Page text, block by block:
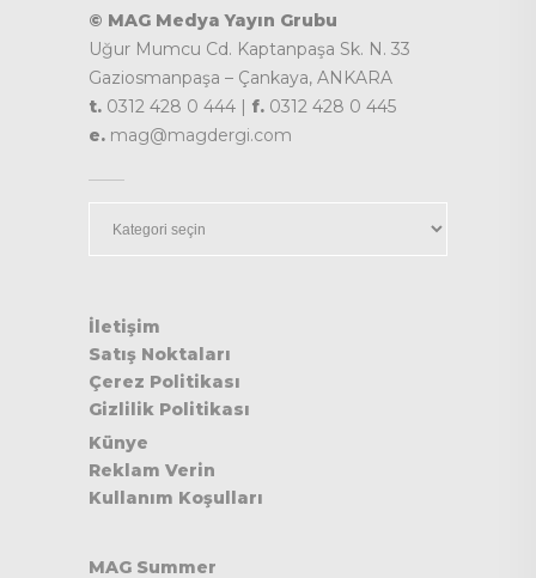
© MAG Medya Yayın Grubu
Uğur Mumcu Cd. Kaptanpaşa Sk. N. 33
Gaziosmanpaşa – Çankaya, ANKARA
t. 0312 428 0 444 | f. 0312 428 0 445
e. mag@magdergi.com
İletişim
Satış Noktaları
Çerez Politikası
Gizlilik Politikası
Künye
Reklam Verin
Kullanım Koşulları
MAG Summer